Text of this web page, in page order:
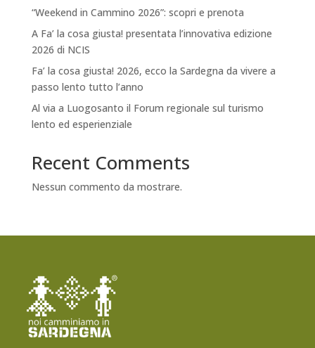
“Weekend in Cammino 2026”: scopri e prenota
A Fa’ la cosa giusta! presentata l’innovativa edizione
2026 di NCIS
Fa’ la cosa giusta! 2026, ecco la Sardegna da vivere a
passo lento tutto l’anno
Al via a Luogosanto il Forum regionale sul turismo
lento ed esperienziale
Recent Comments
Nessun commento da mostrare.